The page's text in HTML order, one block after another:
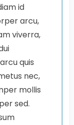
id
arcu,
viverra,
quis
nec,
mollis
sed.